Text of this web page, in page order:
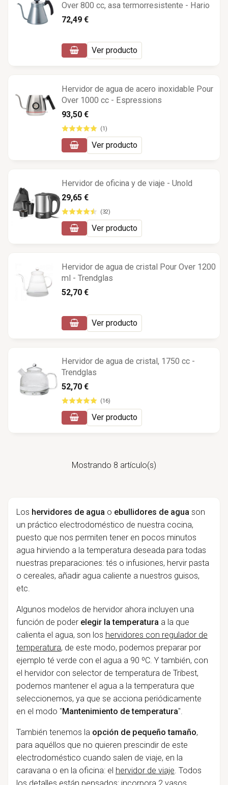
Over 800 cc, asa termorresistente - Hario
72,49 €
Ver producto
Hervidor de agua de acero inoxidable Pour
Over 1000 cc - Espressions
93,50 €
(1)
Ver producto
Hervidor de oficina y de viaje - Unold
29,65 €
(32)
Ver producto
Hervidor de agua de cristal Pour Over 1200
ml - Trendglas
52,70 €
Ver producto
Hervidor de agua de cristal, 1750 cc -
Trendglas
52,70 €
(16)
Ver producto
Mostrando 8 artículo(s)
Los hervidores de agua o ebullidores de agua son
un práctico electrodoméstico de nuestra cocina,
puesto que nos permiten tener en pocos minutos
agua hirviendo a la temperatura deseada para todas
nuestras preparaciones: tés o infusiones, hervir pasta
o cereales, añadir agua caliente a nuestros guisos,
etc.
Algunos modelos de hervidor ahora incluyen una
función de poder elegir la temperatura a la que
calienta el agua, son los hervidores con regulador de
temperatura, de este modo, podemos preparar por
ejemplo té verde con el agua a 90 ºC. Y también, con
el hervidor con selector de temperatura de Tribest,
podemos mantener el agua a la temperatura que
seleccionemos, ya que se acciona periódicamente
en el modo "Mantenimiento de temperatura".
También tenemos la opción de pequeño tamaño,
para aquéllos que no quieren prescindir de este
electrodoméstico cuando salen de viaje, en la
caravana o en la oficina: el hervidor de viaje. Todos